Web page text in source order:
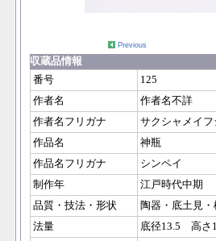
Previous
収蔵品情報
番号
125
作者名
作者名不詳
作者名フリガナ
サクシャメイフ
作品名
神瓶
作品名フリガナ
シンペイ
制作年
江戸時代中期
品質・技法・形状
陶器・底土見
法量
底径13.5 高